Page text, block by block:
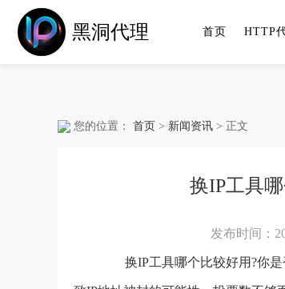
黑洞代理 首页 HTTP
您的位置： 首页 > 新闻资讯 > 正文
换IP工具
发布时间：
换IP工具哪个比较好用?你